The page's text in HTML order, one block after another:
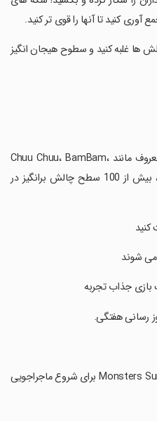
آوری کنید تا آنها را قوی تر کنید.
ها غلبه کنید و سطوح هیجان انگیز
‏✔️بسیاری از شخصیت های بامزه و معروف مانند Chuu Chuu، BamBam،
Rainbow، Opila... دام های بی شمار، بیش از 100 سطح چالش برانگیز در
می شوند
بازی جذاب تجربه
رسانی هفتگی.
‏👉دانلود Monsters Survivor: Shoot & Run Now برای شروع ماجراجویی